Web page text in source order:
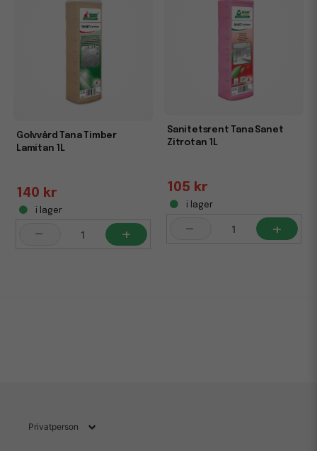
Golvvård Tana Timber
Lamitan 1L
140 kr
i lager
- +
Sanitetsrent Tana Sanet
Zitrotan 1L
105 kr
i lager
- +